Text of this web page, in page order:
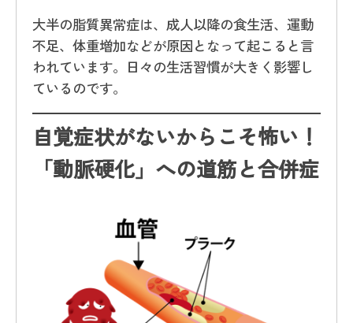
大半の脂質異常症は、成人以降の食生活、運動
不足、体重増加などが原因となって起こると言
われています。日々の生活習慣が大きく影響し
ているのです。
自覚症状がないからこそ怖い！
「動脈硬化」への道筋と合併症